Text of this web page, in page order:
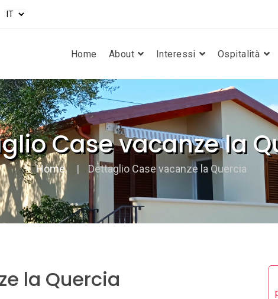
Home About Interessi Ospitalità
Case vacanze la
Home Dettaglio Case vacanze la Quercia
la Quercia